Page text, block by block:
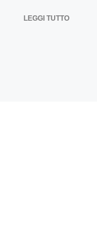
LEGGI TUTTO